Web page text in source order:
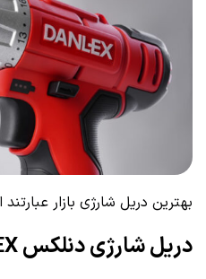
بهترین دریل شارژی بازار عبارتند
دریل شارژی دنلکس DANLEX